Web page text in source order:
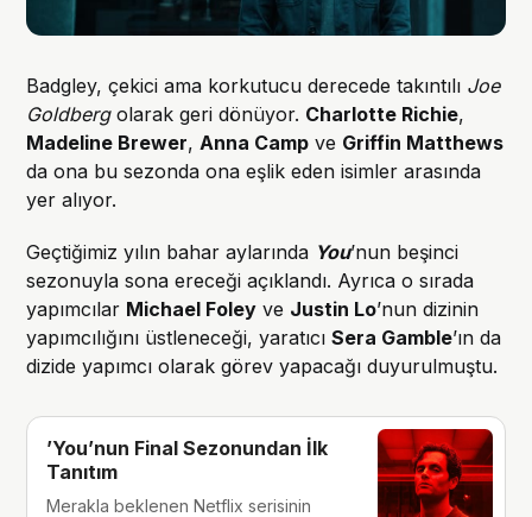
Badgley, çekici ama korkutucu derecede takıntılı Joe
Goldbergolarak geri dönüyor. Charlotte Richie,
Madeline Brewer,Anna Camp ve Griffin Matthews
da ona bu sezonda ona eşlik eden isimler arasında
yer alıyor.
Geçtiğimiz yılın bahar aylarında You’nun beşinci
sezonuyla sona ereceği açıklandı. Ayrıca o sırada
yapımcılar Michael Foley ve Justin Lo’nun dizinin
yapımcılığını üstleneceği, yaratıcıSera Gamble’ın da
dizide yapımcı olarak görev yapacağı duyurulmuştu.
’You’nun Final Sezonundan İlk
Tanıtım
Merakla beklenen Netflix serisinin